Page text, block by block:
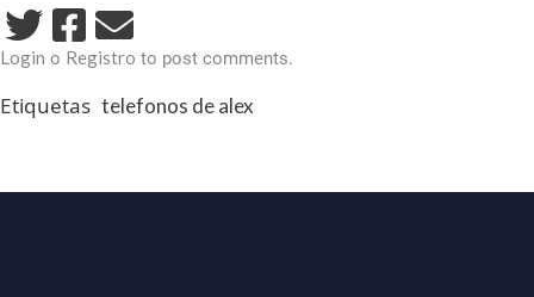
Login o Registro to post comments.
Etiquetas telefonos de alex